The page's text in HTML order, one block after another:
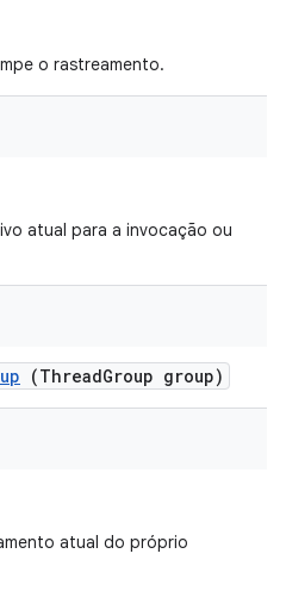
o rastreamento.
atual para a invocação ou
(ThreadGroup group)
atual do próprio